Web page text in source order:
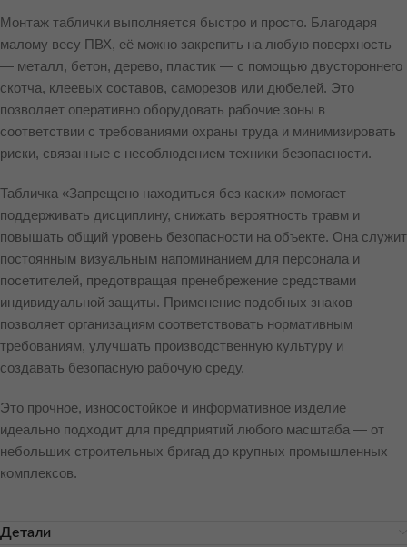
Монтаж таблички выполняется быстро и просто. Благодаря
малому весу ПВХ, её можно закрепить на любую поверхность
— металл, бетон, дерево, пластик — с помощью двустороннего
скотча, клеевых составов, саморезов или дюбелей. Это
позволяет оперативно оборудовать рабочие зоны в
соответствии с требованиями охраны труда и минимизировать
риски, связанные с несоблюдением техники безопасности.
Табличка «Запрещено находиться без каски» помогает
поддерживать дисциплину, снижать вероятность травм и
повышать общий уровень безопасности на объекте. Она служит
постоянным визуальным напоминанием для персонала и
посетителей, предотвращая пренебрежение средствами
индивидуальной защиты. Применение подобных знаков
позволяет организациям соответствовать нормативным
требованиям, улучшать производственную культуру и
создавать безопасную рабочую среду.
Это прочное, износостойкое и информативное изделие
идеально подходит для предприятий любого масштаба — от
небольших строительных бригад до крупных промышленных
комплексов.
Детали